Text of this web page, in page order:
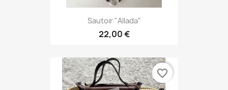
Sautoir "Allada"
22,00 €
favorite_border